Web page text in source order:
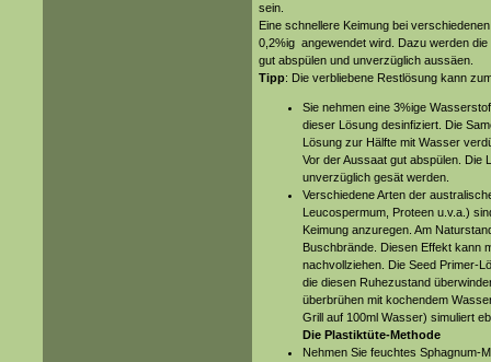
sein.
Eine schnellere Keimung bei
0,2%ig angewendet wird. Dazu werden
gut abspülen und unverzüglich aussäen.
Tipp: Die verbliebene Restlösung kann
Sie nehmen eine 3%ige
dieser Lösung desinfiziert. Die
Lösung zur Hälfte mit Wasser
Vor der Aussaat gut abspülen. Die
unverzüglich gesät werden.
Verschiedene Arten der
Leucospermum, Proteen u.v.a.)
Keimung anzuregen. Am
Buschbrände. Diesen Effekt kann
nachvollziehen. Die Seed Primer-
die diesen Ruhezustand
überbrühen mit kochendem
Grill auf 100ml Wasser) simuliert
Die Plastiktüte-Methode
Nehmen Sie feuchtes Sphagnum-